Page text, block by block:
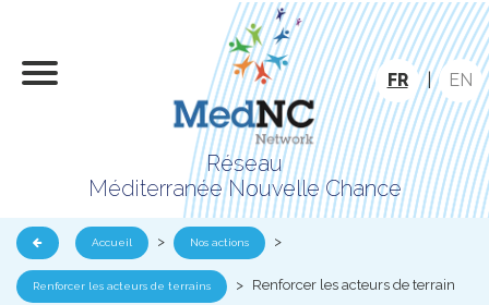
Réseau
Méditerranée Nouvelle Chance
FR | EN
Accueil > Nos actions >
Renforcer les acteurs de terrains > Renforcer les acteurs de terrain